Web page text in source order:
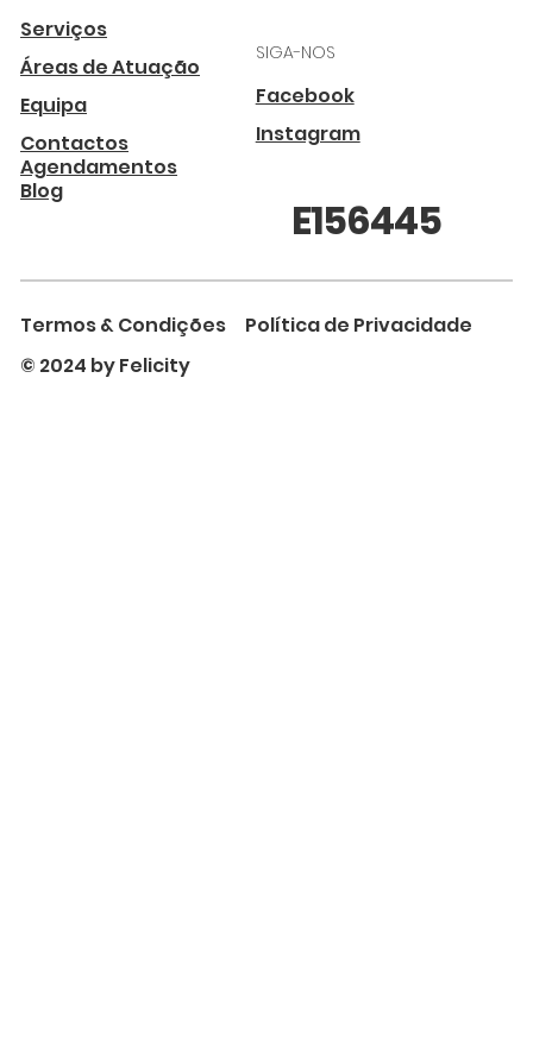
Serviços
Áreas de Atuação
Equipa
Contactos
Agendamentos
Blog
SIGA-NOS
Facebook
Instagram
E156445
Termos & Condições
Política de Privacidade
© 2024 by Felicity